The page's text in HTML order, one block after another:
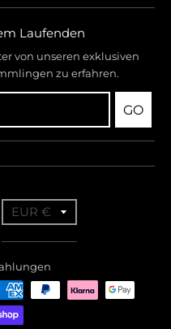
Laufenden
von unseren exklusiven
zu erfahren.
GO
a
n
s
EUR €